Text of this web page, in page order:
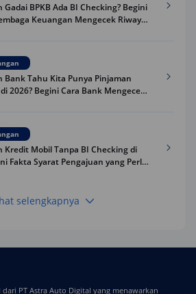
Gadai BPKB Ada BI Checking? Begini
Keuangan Mengecek Riwayat
Bank Tahu Kita Punya Pinjaman
2026? Begini Cara Bank Mengecek
Kredit Mobil Tanpa BI Checking di
Fakta Syarat Pengajuan yang Perlu
Pinjol 2 Hari, Apakah Langsung
selengkapnya
PT Astra Auto Digital yang menawarkan